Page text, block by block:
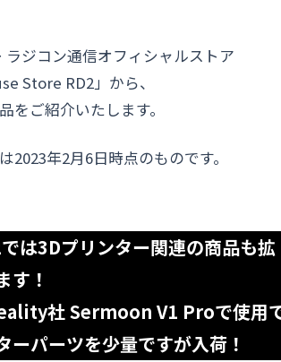
ラジコン通信オフィシャルストア
Store RD2」から、
をご紹介いたします。
2023年2月6日時点のものです。
は3Dプリンター関連の商品も拡
す！
社 Sermoon V1 Proで使用
ーパーツを少量ですが入荷！